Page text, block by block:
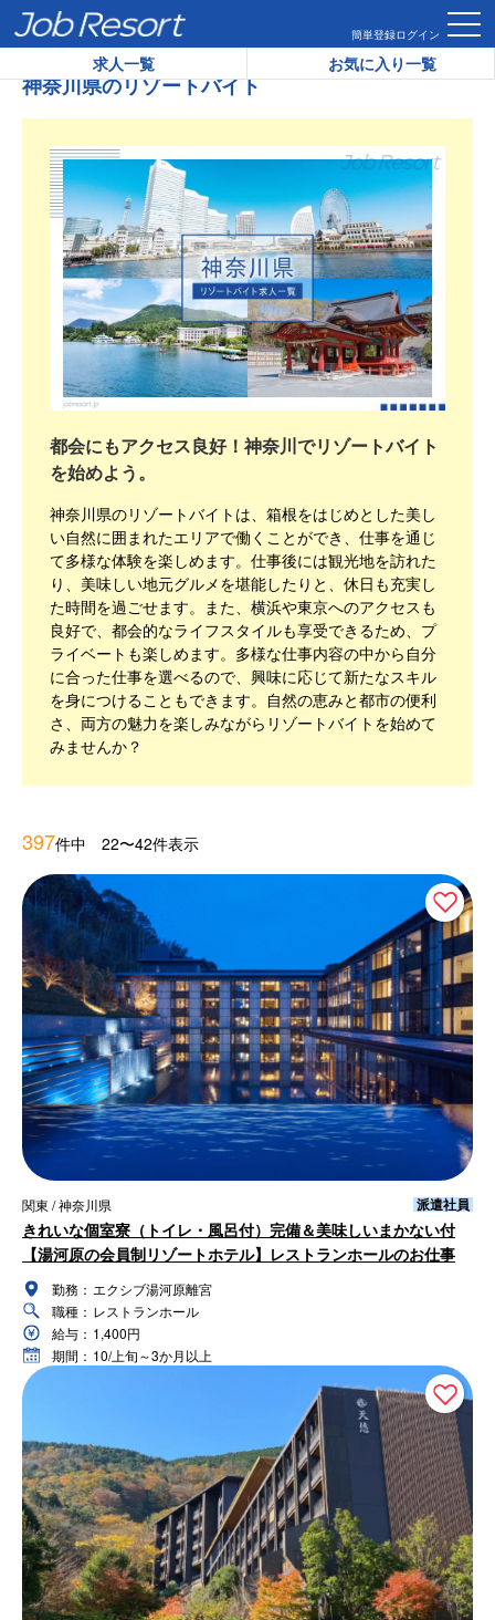
簡単登録ログイン
求人一覧 お気に入り一覧
HOME 神奈川県のリゾートバイト
神奈川県のリゾートバイト
都会にもアクセス良好！神奈川でリゾートバイト
を始めよう。
神奈川県のリゾートバイトは、箱根をはじめとした美し
い自然に囲まれたエリアで働くことができ、仕事を通じ
て多様な体験を楽しめます。仕事後には観光地を訪れた
り、美味しい地元グルメを堪能したりと、休日も充実し
た時間を過ごせます。また、横浜や東京へのアクセスも
良好で、都会的なライフスタイルも享受できるため、プ
ライベートも楽しめます。多様な仕事内容の中から自分
に合った仕事を選べるので、興味に応じて新たなスキル
を身につけることもできます。自然の恵みと都市の便利
さ、両方の魅力を楽しみながらリゾートバイトを始めて
みませんか？
397件中 22〜42件表示
関東 / 神奈川県 派遣社員
きれいな個室寮（トイレ・風呂付）完備＆美味しいまかない付
【湯河原の会員制リゾートホテル】レストランホールのお仕事
勤務： エクシブ湯河原離宮
職種： レストランホール
給与： 1,400円
期間： 10/上旬～3か月以上